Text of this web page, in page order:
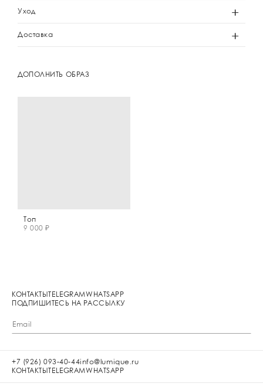
Уход
Доставка
ДОПОЛНИТЬ ОБРАЗ
Топ
9 000 ₽
КОНТАКТЫ TELEGRAMWHATSAPP
ПОДПИШИТЕСЬ НА РАССЫЛКУ
+7 (926) 093-40-44info@lumique.ru
КОНТАКТЫ
TELEGRAMWHATSAPP